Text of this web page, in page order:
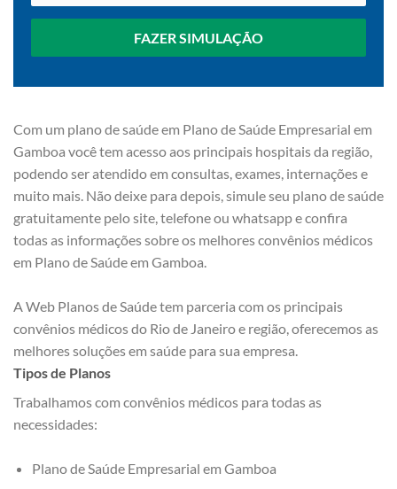
FAZER SIMULAÇÃO
Com um plano de saúde em Plano de Saúde Empresarial em
Gamboa você tem acesso aos principais hospitais da região,
podendo ser atendido em consultas, exames, internações e
muito mais. Não deixe para depois, simule seu plano de saúde
gratuitamente pelo site, telefone ou whatsapp e confira
todas as informações sobre os melhores convênios médicos
em Plano de Saúde em Gamboa.
A Web Planos de Saúde tem parceria com os principais
convênios médicos do Rio de Janeiro e região, oferecemos as
melhores soluções em saúde para sua empresa.
Tipos de Planos
Trabalhamos com convênios médicos para todas as
necessidades:
Plano de Saúde Empresarial em Gamboa